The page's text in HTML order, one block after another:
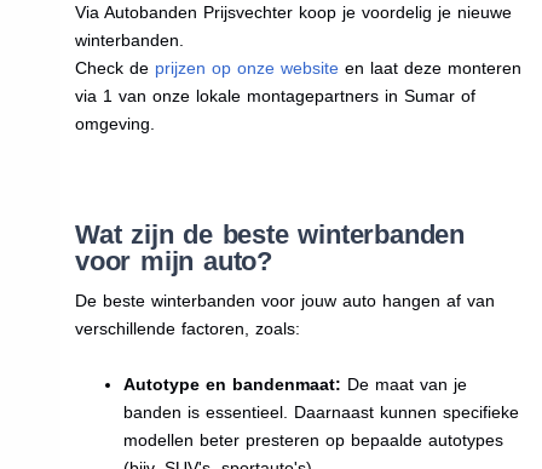
Via Autobanden Prijsvechter koop je voordelig je nieuwe
winterbanden.
Check de prijzen op onze websiteen laat deze monteren
via 1 van onze lokale montagepartners in Sumar of
omgeving.
Wat zijn de beste winterbanden
voor mijn auto?
De beste winterbanden voor jouw auto hangen af van
verschillende factoren, zoals:
Autotype en bandenmaat: De maat van je
banden is essentieel. Daarnaast kunnen specifieke
modellen beter presteren op bepaalde autotypes